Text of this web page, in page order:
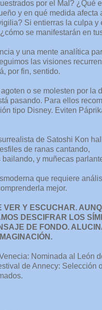
por el Mal? ¿Qué
y en qué medida afecta
Si entierras la culpa y
se manifestarán en
y una mente analítica
las visiones
por fin, sentido.
o se molesten por la
pasando. Para ellos
tipo Disney. Eviten
de Satoshi Kon
de ranas cantando,
y muñecas
que requiere
mejor.
VER Y ESCUCHAR.
DESCIFRAR LOS
DE FONDO.
Nominada al León
de Annecy: Selección